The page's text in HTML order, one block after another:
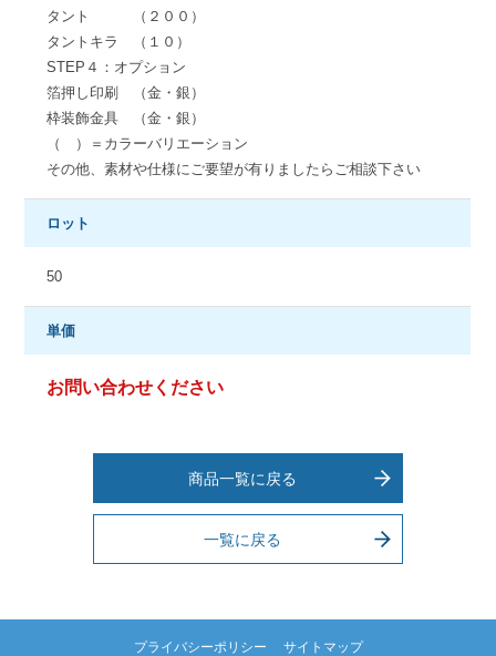
タント （２００）
タントキラ （１０）
STEP４：オプション
箔押し印刷 （金・銀）
枠装飾金具 （金・銀）
（ ）＝カラーバリエーション
その他、素材や仕様にご要望が有りましたらご相談下さい
ロット
50
単価
お問い合わせください
商品一覧に戻る
一覧に戻る
プライバシーポリシー サイトマップ